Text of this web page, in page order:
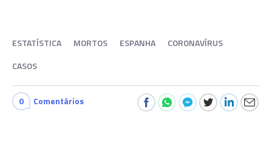
ESTATÍSTICA MORTOS ESPANHA
CORONAVÍRUS
CASOS
0 Comentários